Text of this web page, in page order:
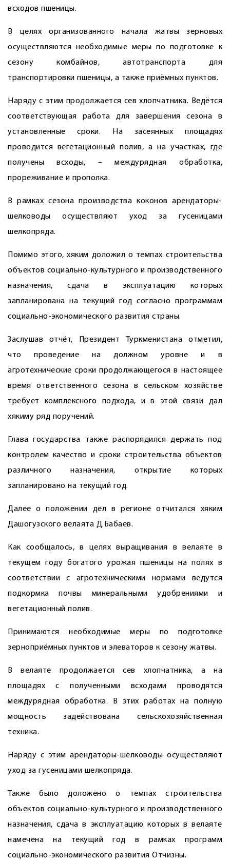
всходов пшеницы.
В целях организованного начала жатвы зерновых
осуществляются необходимые меры по подготовке к
сезону комбайнов, автотранспорта для
транспортировки пшеницы, а также приёмных пунктов.
Наряду с этим продолжается сев хлопчатника. Ведётся
соответствующая работа для завершения сезона в
установленные сроки. На засеянных площадях
проводится вегетационный полив, а на участках, где
получены всходы, – междурядная обработка,
прореживание и прополка.
В рамках сезона производства коконов арендаторы-
шелководы осуществляют уход за гусеницами
шелкопряда.
Помимо этого, хяким доложил о темпах строительства
объектов социально-культурного и производственного
назначения, сдача в эксплуатацию которых
запланирована на текущий год согласно программам
социально-экономического развития страны.
Заслушав отчёт, Президент Туркменистана отметил,
что проведение на должном уровне и в
агротехнические сроки продолжающегося в настоящее
время ответственного сезона в сельском хозяйстве
требует комплексного подхода, и в этой связи дал
хякиму ряд поручений.
Глава государства также распорядился держать под
контролем качество и сроки строительства объектов
различного назначения, открытие которых
запланировано на текущий год.
Далее о положении дел в регионе отчитался хяким
Дашогузского велаята Д.Бабаев.
Как сообщалось, в целях выращивания в велаяте в
текущем году богатого урожая пшеницы на полях в
соответствии с агротехническими нормами ведутся
подкормка почвы минеральными удобрениями и
вегетационный полив.
Принимаются необходимые меры по подготовке
зерноприёмных пунктов и элеваторов к сезону жатвы.
В велаяте продолжается сев хлопчатника, а на
площадях с полученными всходами проводятся
междурядная обработка. В этих работах на полную
мощность задействована сельскохозяйственная
техника.
Наряду с этим арендаторы-шелководы осуществляют
уход за гусеницами шелкопряда.
Также было доложено о темпах строительства
объектов социально-культурного и производственного
назначения, сдача в эксплуатацию которых в велаяте
намечена на текущий год в рамках программ
социально-экономического развития Отчизны.